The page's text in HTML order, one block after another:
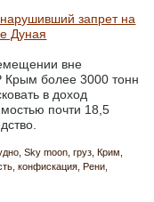
нарушивший запрет на
Дуная
вне
Крым более 3000 тонн
в доход
почти 18,5
Sky moon груз Крим
конфискация Рени